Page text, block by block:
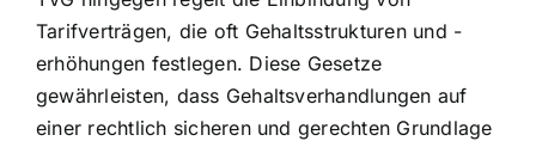
Tarifverträgen, die oft Gehaltsstrukturen und -
erhöhungen festlegen. Diese Gesetze
gewährleisten, dass Gehaltsverhandlungen auf
einer rechtlich sicheren und gerechten Grundlage